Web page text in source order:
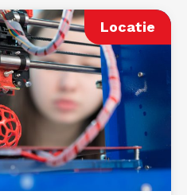
Locatie